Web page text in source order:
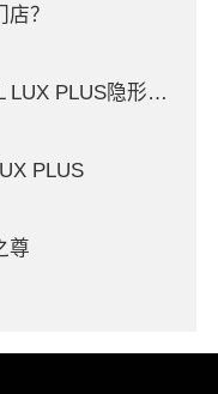
？
问界M9在上海宝之尊装贴XPEL LUX PLUS隐形车衣
PLUS
尊